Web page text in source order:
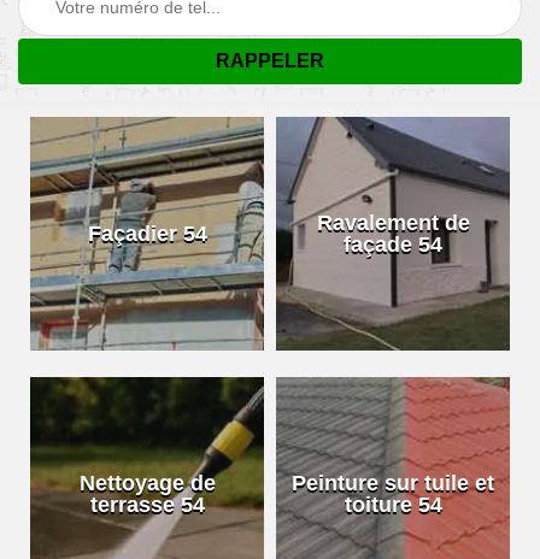
Façadier 54
Ravalement de
façade 54
Nettoyage de
terrasse 54
Peinture sur tuile et
toiture 54